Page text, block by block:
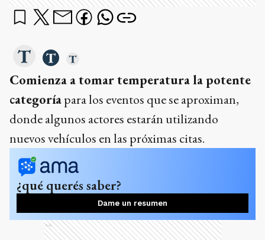
Comienza a tomar temperatura la potente
categoríapara los eventos que se aproximan,
donde algunos actores estarán utilizando
nuevos vehículos en las próximas citas.
¿qué querés saber?
Dame un resumen
Ads